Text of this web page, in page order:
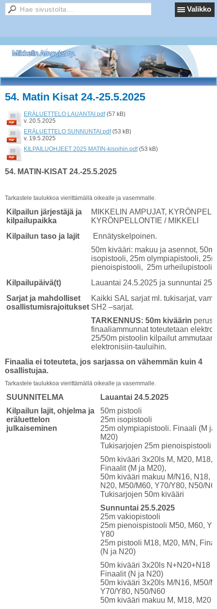
Valikko
Mikkelin Ampujat ry.
54. Matin Kisat 24.-25.5.2025
ERÄLUETTELO LAUANTAI.pdf (57 kB)
v. 20.5.2025
ERÄLUETTELO SUNNUNTAI.pdf (53 kB)
v. 19.5.2025
KILPAILUOHJEET 2025 MATIN-kisoihin.pdf (53 kB)
54. MATIN-KISAT 24.-25.5.2025
Tarkastele taulukkoa vierittämällä oikealle ja vasemmalle.
Kilpailun järjestäjä ja
kilpailupaikka
MIKKELIN AMPUJAT,
KYRÖNPELLONTIE / MIKKELI
Kilpailun taso ja lajit
Ennätyskelpoinen.
50m kivääri: makuu ja asennot, 50m
isopistooli, 25m olympiapistooli,
pienoispistooli, 25m urheilupistooli,
Kilpailupäivä(t)
Lauantai 24.5.2025 ja sunnuntai
Sarjat ja mahdolliset
osallistumisrajoitukset
Kaikki SAL sarjat ml. tukisarjat,
SH2 –sarjat.
TARKENNUS: 50m kiväärin
finaaliammunnat toteutetaan
25/50m pistoolin kilpailut ammutaan
elektronisiin-tauluihin.
Finaalia ei toteuteta, jos sarjassa on vähemmän kuin 4
osallistujaa.
Tarkastele taulukkoa vierittämällä oikealle ja vasemmalle.
SUUNNITELMA
Kilpailun lajit, ohjelma ja
eräluettelon
julkaiseminen
Lauantai 24.5.2025
50m pistooli
25m isopistooli
25m olympiapistooli. Finaali (M ja
M20)
Tukisarjojen 25m pienoispistooli
50m kivääri 3x20ls M, M20, M18,
Finaalit (M ja M20),
50m kivääri makuu M/N16, N18,
N20, M50/M60, Y70/Y80, N50/
Tukisarjojen 50m kivääri
Sunnuntai 25.5.2025
25m vakiopistooli
25m pienoispistooli M50, M60,
Y80
25m pistooli M18, M20, M/N,
(N ja N20)
50m kivääri 3x20ls N+N20+N18
Finaalit (N ja N20)
50m kivääri 3x20ls M/N16, M50/
Y70/Y80, N50/N60
50m kivääri makuu M, M18, M20